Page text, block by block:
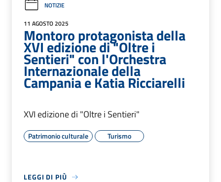
NOTIZIE
11 AGOSTO 2025
Montoro protagonista della
XVI edizione di "Oltre i
Sentieri" con l'Orchestra
Internazionale della
Campania e Katia Ricciarelli
XVI edizione di "Oltre i Sentieri"
Patrimonio culturale Turismo
LEGGI DI PIÙ